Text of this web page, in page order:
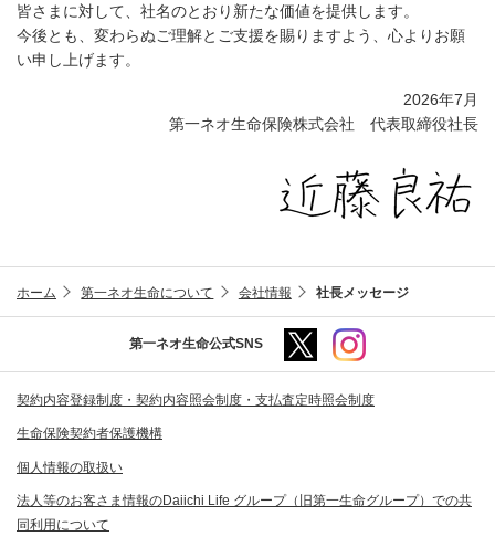
皆さまに対して、社名のとおり新たな価値を提供します。
今後とも、変わらぬご理解とご支援を賜りますよう、心よりお願
い申し上げます。
2026年7月
第一ネオ生命保険株式会社 代表取締役社長
ホーム 第一ネオ生命について 会社情報 社長メッセージ
第一ネオ生命公式SNS
契約内容登録制度・契約内容照会制度・支払査定時照会制度
生命保険契約者保護機構
個人情報の取扱い
法人等のお客さま情報のDaiichi Life グループ（旧第一生命グループ）での共
同利用について